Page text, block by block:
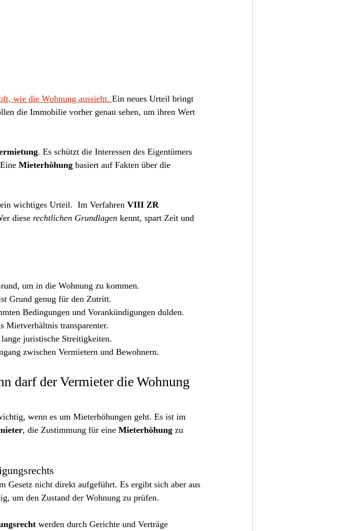
wie die Wohnung aussieht. Ein neues Urteil bringt
die Immobilie vorher genau sehen, um ihren Wert
. Es schützt die Interessen des Eigentümers
Mieterhöhung basiert auf Fakten über die
wichtiges Urteil.  Im Verfahren VIII ZR
diese rechtlichen Grundlagen kennt, spart Zeit und
um in die Wohnung zu kommen.
Grund genug für den Zutritt.
Bedingungen und Vorankündigungen dulden.
Mietverhältnis transparenter.
juristische Streitigkeiten.
zwischen Vermietern und Bewohnern.
darf der Vermieter die Wohnung
wenn es um Mieterhöhungen geht. Es ist im
, die Zustimmung für eine Mieterhöhung zu
Gesetz nicht direkt aufgeführt. Es ergibt sich aber aus
um den Zustand der Wohnung zu prüfen.
werden durch Gerichte und Verträge